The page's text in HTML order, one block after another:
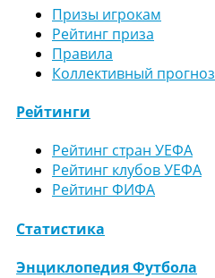
Призы игрокам
Рейтинг приза
Правила
Коллективный прогноз
Рейтинги
Рейтинг стран УЕФА
Рейтинг клубов УЕФА
Рейтинг ФИФА
Статистика
Энциклопедия Футбола